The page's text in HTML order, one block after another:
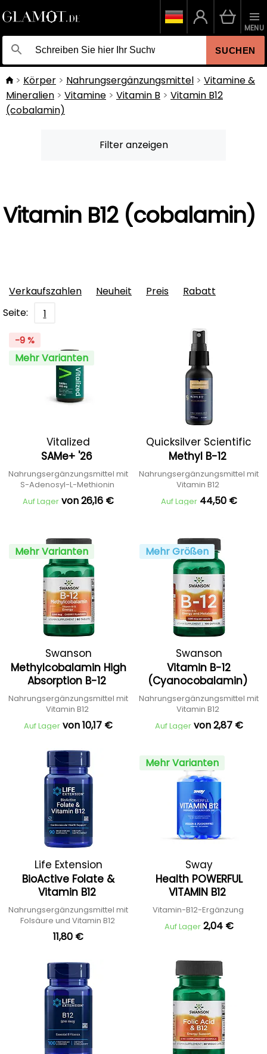
SUCHEN
MENU
Körper Nahrungsergänzungsmittel
Vitamine &
Mineralien
Vitamine Vitamin B
Vitamin B12
(cobalamin)
Filter anzeigen
Vitamin B12 (cobalamin)
Verkaufszahlen Neuheit Preis
Rabatt
Seite:
1
-9 %
Mehr Varianten
Vitalized
SAMe+ '26
Nahrungsergänzungsmittel mit
S-Adenosyl-L-Methionin
Auf Lager von 26,16 €
Quicksilver Scientific
Methyl B-12
Nahrungsergänzungsmittel mit
Vitamin B12
Auf Lager 44,50 €
Mehr Varianten
Swanson
Methylcobalamin High
Absorption B-12
Nahrungsergänzungsmittel mit
Vitamin B12
Auf Lager von 10,17 €
Mehr Größen
Swanson
Vitamin B-12
(Cyanocobalamin)
Nahrungsergänzungsmittel mit
Vitamin B12
Auf Lager von 2,87 €
Life Extension
BioActive Folate &
Vitamin B12
Nahrungsergänzungsmittel mit
Folsäure und Vitamin B12
11,80 €
Mehr Varianten
Sway
Health POWERFUL
VITAMIN B12
Vitamin-B12-Ergänzung
Auf Lager 2,04 €